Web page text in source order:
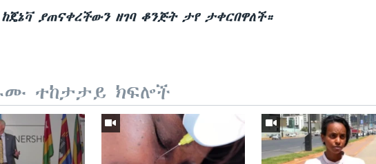
ያጠናቀረችውን ዘገባ ቆንጅት ታየ ታቀርበዋለች።
ተከታታይ ክፍሎች